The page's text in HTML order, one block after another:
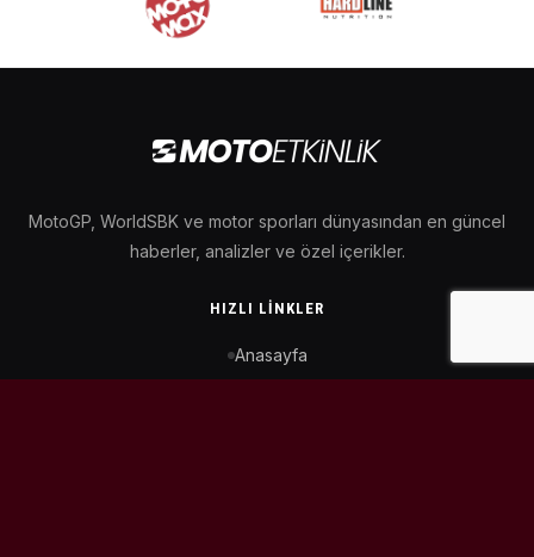
MotoGP, WorldSBK ve motor sporları dünyasından en güncel
haberler, analizler ve özel içerikler.
HIZLI LINKLER
Anasayfa